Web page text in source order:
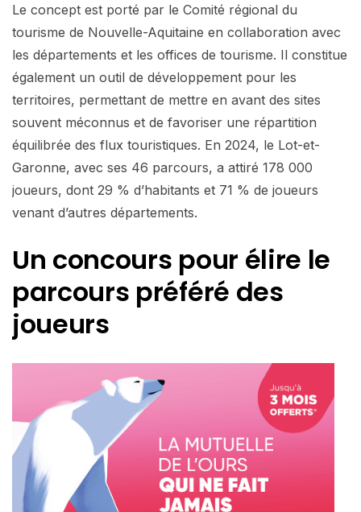
Le concept est porté par le Comité régional du
tourisme de Nouvelle-Aquitaine en collaboration avec
les départements et les offices de tourisme. Il constitue
également un outil de développement pour les
territoires, permettant de mettre en avant des sites
souvent méconnus et de favoriser une répartition
équilibrée des flux touristiques. En 2024, le Lot-et-
Garonne, avec ses 46 parcours, a attiré 178 000
joueurs, dont 29 % d’habitants et 71 % de joueurs
venant d’autres départements.
Un concours pour élire le
parcours préféré des
joueurs